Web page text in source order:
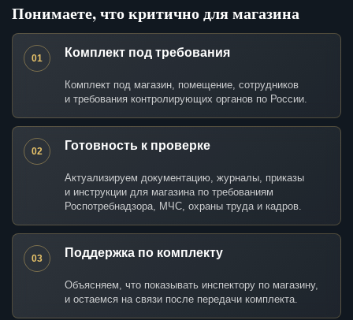
Понимаете, что критично для магазина
01 Комплект под требования
Комплект под магазин, помещение, сотрудников
и требования контролирующих органов по России.
02 Готовность к проверке
Актуализируем документацию, журналы, приказы
и инструкции для магазина по требованиям
Роспотребнадзора, МЧС, охраны труда и кадров.
03 Поддержка по комплекту
Объясняем, что показывать инспектору по магазину,
и остаемся на связи после передачи комплекта.